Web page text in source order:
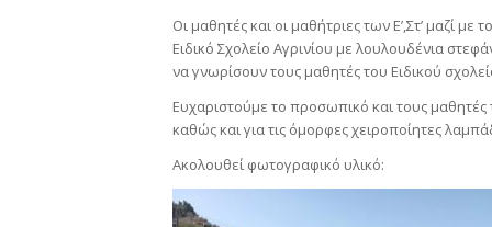
Οι μαθητές και οι μαθήτριες των Ε’,Στ’ μαζί
Ειδικό Σχολείο Αγρινίου με λουλουδένια
να γνωρίσουν τους μαθητές του Ειδικού
Ευχαριστούμε το προσωπικό και τους
καθώς και για τις όμορφες χειροποίητες
Ακολουθεί φωτογραφικό υλικό: